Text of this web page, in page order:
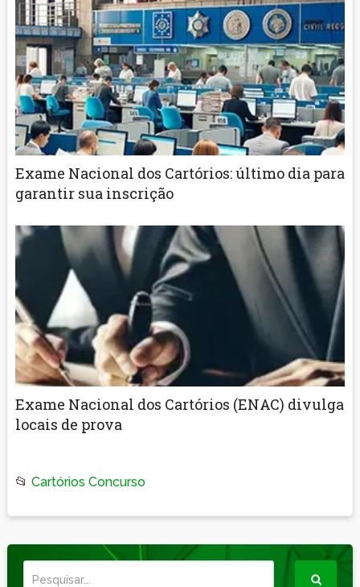
Exame Nacional dos Cartórios: último dia para
garantir sua inscrição
Exame Nacional dos Cartórios (ENAC) divulga
locais de prova
📂 Cartórios Concurso